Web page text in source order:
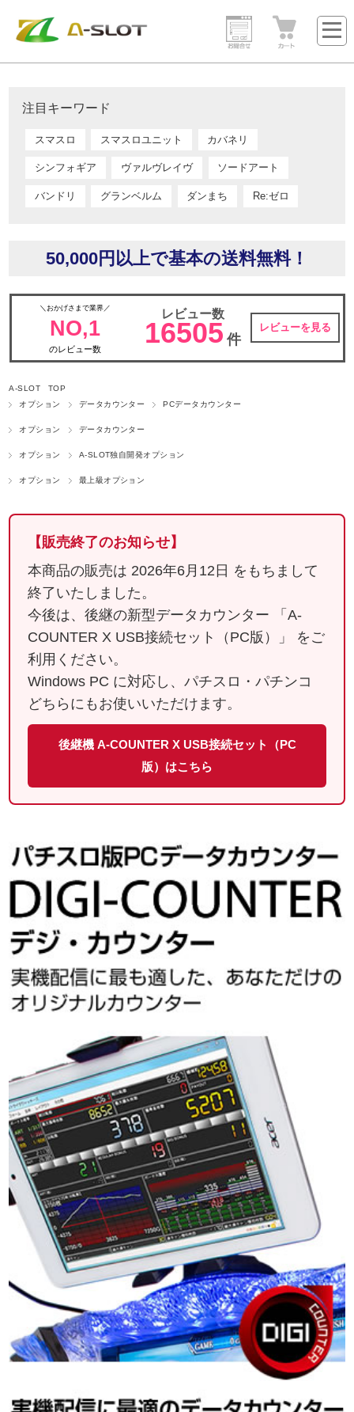
注目キーワード
スマスロ スマスロユニット カバネリ
シンフォギア ヴァルヴレイヴ ソードアート
バンドリ グランベルム ダンまち Re:ゼロ
50,000円以上で基本の送料無料！
＼おかげさまで業界／
NO,1
のレビュー数
レビュー数
16505 件
レビューを見る
A-SLOT TOP
オプション
データカウンター PCデータカウンター
オプション データカウンター
オプション A-SLOT独自開発オプション
オプション 最上級オプション
【販売終了のお知らせ】
本商品の販売は 2026年6月12日 をもちまして
終了いたしました。
今後は、後継の新型データカウンター
「A-
COUNTER X USB接続セット（PC版）」
をご
利用ください。
Windows PC に対応し、パチスロ・パチンコ
どちらにもお使いいただけます。
後継機 A-COUNTER X USB接続セット（PC
版）はこちら